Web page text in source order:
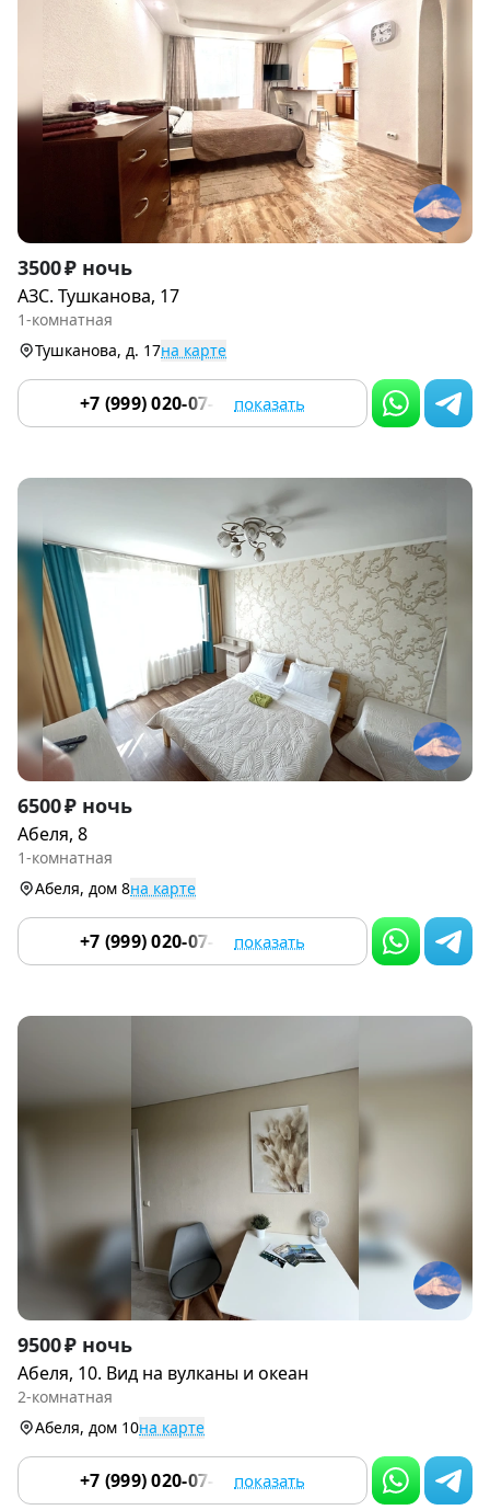
Item
1
of
3500 ₽ ночь
АЗС. Тушканова, 17
1-комнатная
Тушканова, д. 17на карте
+7 (999) 020-07-55 показать
Item
1
of
6500 ₽ ночь
Абеля, 8
1-комнатная
Абеля, дом 8на карте
+7 (999) 020-07-55 показать
Item
1
of
9
9500 ₽ ночь
Абеля, 10. Вид на вулканы и океан
2-комнатная
Абеля, дом 10на карте
+7 (999) 020-07-55 показать